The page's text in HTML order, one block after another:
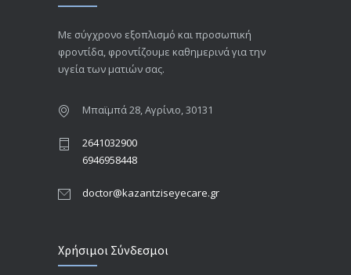
Με σύγχρονο εξοπλισμό και προσωπική
φροντίδα, φροντίζουμε καθημερινά για την
υγεία των ματιών σας.
Μπαϊμπά 28, Αγρίνιο, 30131
2641032900
6946958448
doctor@kazantziseyecare.gr
Χρήσιμοι Σύνδεσμοι